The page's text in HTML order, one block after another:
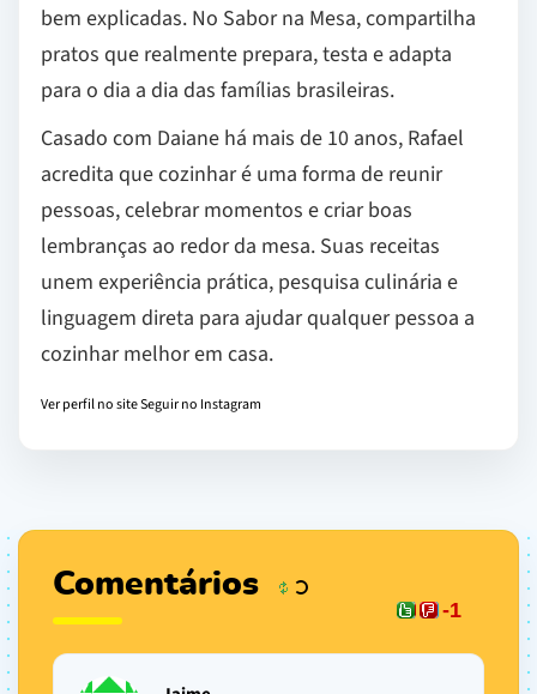
bem explicadas. No Sabor na Mesa, compartilha
pratos que realmente prepara, testa e adapta
para o dia a dia das famílias brasileiras.
Casado com Daiane há mais de 10 anos, Rafael
acredita que cozinhar é uma forma de reunir
pessoas, celebrar momentos e criar boas
lembranças ao redor da mesa. Suas receitas
unem experiência prática, pesquisa culinária e
linguagem direta para ajudar qualquer pessoa a
cozinhar melhor em casa.
Ver perfil no siteSeguir no Instagram
Comentários
-1